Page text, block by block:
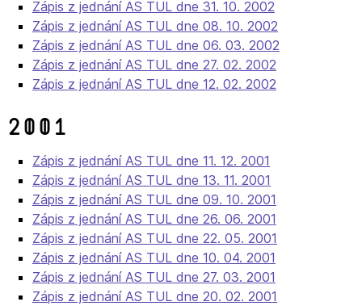
Zápis z jednání AS TUL dne 31. 10. 2002
Zápis z jednání AS TUL dne 08. 10. 2002
Zápis z jednání AS TUL dne 06. 03. 2002
Zápis z jednání AS TUL dne 27. 02. 2002
Zápis z jednání AS TUL dne 12. 02. 2002
2001
Zápis z jednání AS TUL dne 11. 12. 2001
Zápis z jednání AS TUL dne 13. 11. 2001
Zápis z jednání AS TUL dne 09. 10. 2001
Zápis z jednání AS TUL dne 26. 06. 2001
Zápis z jednání AS TUL dne 22. 05. 2001
Zápis z jednání AS TUL dne 10. 04. 2001
Zápis z jednání AS TUL dne 27. 03. 2001
Zápis z jednání AS TUL dne 20. 02. 2001